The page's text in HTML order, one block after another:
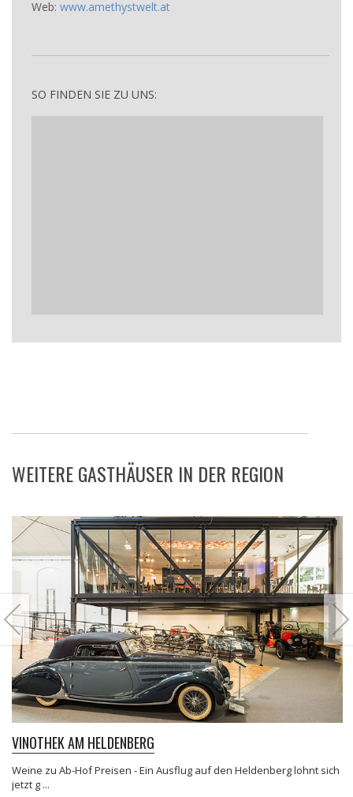
Web: www.amethystwelt.at
SO FINDEN SIE ZU UNS:
WEITERE GASTHÄUSER IN DER REGION
VINOTHEK AM HELDENBERG
Weine zu Ab-Hof Preisen - Ein Ausflug auf den Heldenberg lohnt sich
jetzt g ...